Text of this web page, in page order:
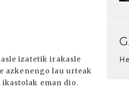
izatetik irakasle
azkenengo lau urteak
eman dio.